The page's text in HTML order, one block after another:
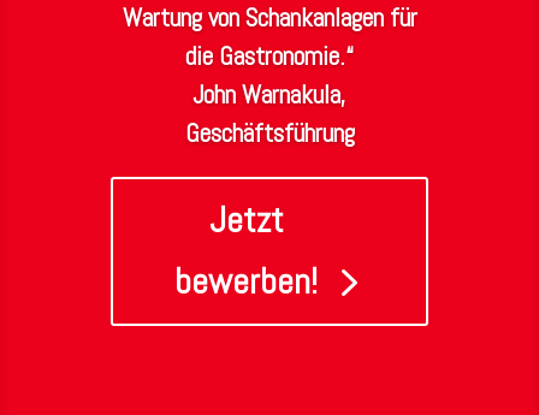
Wartung von Schankanlagen für
die Gastronomie.“
John Warnakula,
Geschäftsführung
Jetzt
bewerben!